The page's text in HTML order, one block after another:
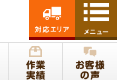
作業
実績
お客様
の声
対応エリア メニュー